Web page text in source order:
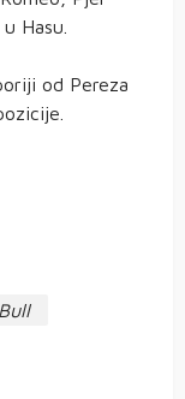
Hasu.
od Pereza